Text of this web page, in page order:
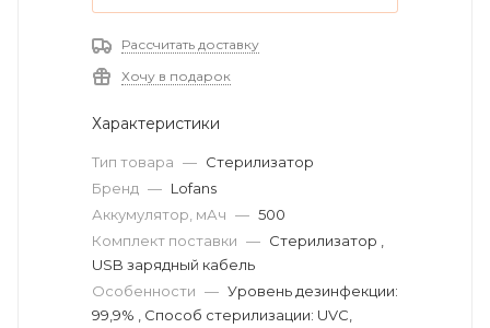
Рассчитать доставку
Хочу в подарок
Характеристики
Тип товара — Стерилизатор
Бренд — Lofans
Аккумулятор, мАч — 500
Комплект поставки — Стерилизатор ,
USB зарядный кабель
Особенности — Уровень дезинфекции:
99,9% , Способ стерилизации: UVC,